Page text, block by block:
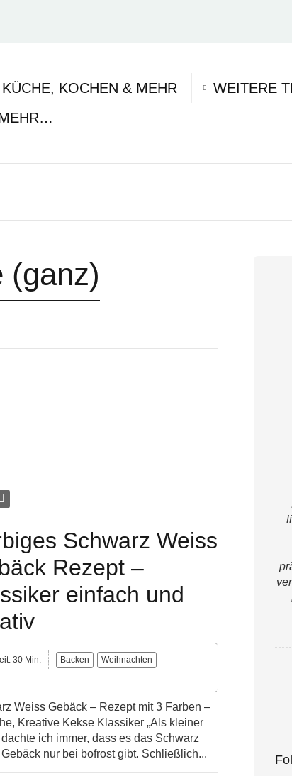
KÜCHE, KOCHEN & MEHR
WEITERE
(ganz)
Schwarz Weiss
Rezept –
einfach und
30 Min. Backen Weihnachten
Weiss Gebäck – Rezept mit 3 Farben –
Kreative Kekse Klassiker „Als kleiner
ich immer, dass es das Schwarz
nur bei bofrost gibt. Schließlich...